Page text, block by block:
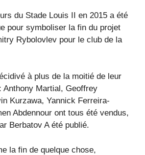
du Stade Louis II en 2015 a été
pour symboliser la fin du projet
Rybolovlev pour le club de la
à plus de la moitié de leur
Anthony Martial, Geoffrey
Kurzawa, Yannick Ferreira-
Abdennour ont tous été vendus,
Berbatov A été publié.
la fin de quelque chose,